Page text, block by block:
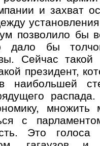
и захват
позволило бы
дало бы
Сейчас такой
президент,
наибольшей
множить
с
Это